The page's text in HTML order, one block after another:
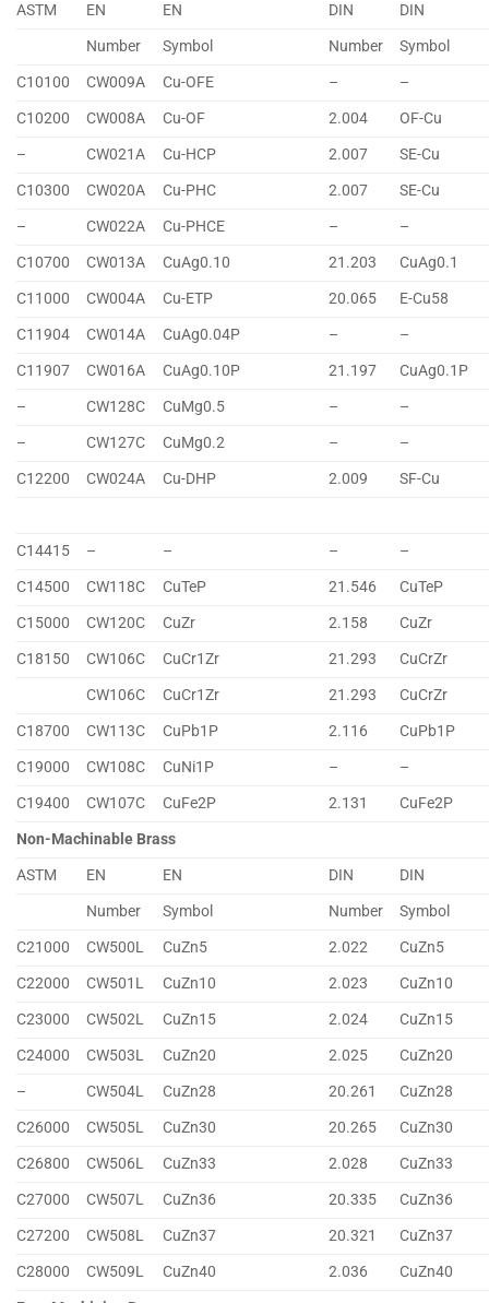
ASTM
EN EN DIN
DIN
Number
Symbol Number
Symbol
C10100
CW009A Cu-OFE –
–
C10200
CW008A Cu-OF 2.004
OF-Cu
–
CW021A Cu-HCP 2.007
SE-Cu
C10300
CW020A Cu-PHC 2.007
SE-Cu
–
CW022A Cu-PHCE –
–
C10700
CW013A CuAg0.10 21.203
CuAg0.1
C11000
CW004A Cu-ETP 20.065
E-Cu58
C11904
CW014A CuAg0.04P –
–
C11907
CW016A CuAg0.10P 21.197
CuAg0.1P
–
CW128C CuMg0.5 –
–
–
CW127C CuMg0.2 –
–
C12200
CW024A Cu-DHP 2.009 SF-Cu
C14415 – – –
–
C14500
CW118C CuTeP 21.546
CuTeP
C15000
CW120C CuZr 2.158
CuZr
C18150
CW106C CuCr1Zr 21.293
CuCrZr
CW106C
CuCr1Zr 21.293
CuCrZr
C18700
CW113C CuPb1P 2.116
CuPb1P
C19000
CW108C CuNi1P –
–
C19400
CW107C CuFe2P 2.131
CuFe2P
Non-Machinable Brass
ASTM
EN EN DIN
DIN
Number
Symbol Number
Symbol
C21000
CW500L CuZn5 2.022
CuZn5
C22000
CW501L CuZn10 2.023
CuZn10
C23000
CW502L CuZn15 2.024
CuZn15
C24000
CW503L CuZn20 2.025
CuZn20
–
CW504L CuZn28 20.261
CuZn28
C26000
CW505L CuZn30 20.265
CuZn30
C26800
CW506L CuZn33 2.028
CuZn33
C27000
CW507L CuZn36 20.335
CuZn36
C27200
CW508L CuZn37 20.321
CuZn37
C28000
CW509L CuZn40 2.036
CuZn40